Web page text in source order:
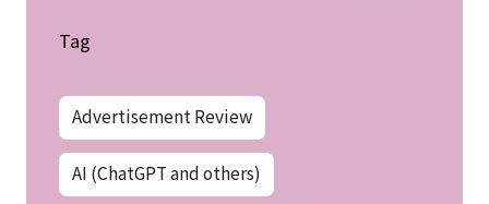
Tag
Advertisement Review
AI (ChatGPT and others)